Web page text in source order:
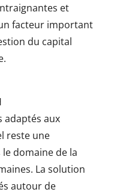
et
facteur important
du capital
adaptés aux
reste une
domaine de la
La solution
autour de